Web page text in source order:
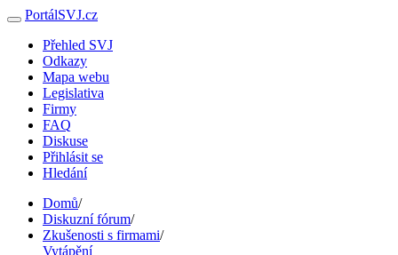
PortálSVJ.cz
Přehled SVJ
Odkazy
Mapa webu
Legislativa
Firmy
FAQ
Diskuse
Přihlásit se
Hledání
Domů/
Diskuzní fórum/
Zkušenosti s firmami/
Vytápění